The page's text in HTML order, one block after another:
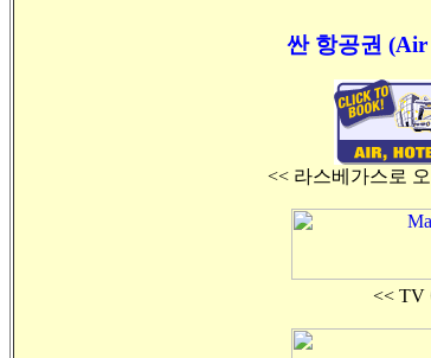
싼 항공권
<< 라스베가스로
<< TV